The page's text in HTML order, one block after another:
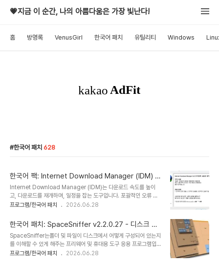
💗지금 이 순간, 나의 아름다움은 가장 빛난다!
홈 방명록 VenusGirl 한국어 패치 유틸리티 Windows
한국어 패치 628
한국어 팩: Internet Download Manager (IDM) 6.
43 Build 2 - 다운로드 관리자
Internet Download Manager (IDM)는 다운로드 속도를 높이
고, 다운로드를 재개하며, 일정을 잡는 도구입니다. 포괄적인 오류 복
구 및 재개 기능은 연결 끊김, 네트워크 문제, 컴퓨터 종료 또는 예기치
단한 그래픽 사용자 인터페이스로 IDM 사용자 친화적이고 사용하기
쉽습니다. Internet Download Manager는 지능형 동적 파일 분
할과 안전한 다중 부분 다운로드 기술을 갖춘 스마트 다운로드 로직 가
속기를 갖추고 있어 다운로드 속도를 가속화합니다. 다른 다운로드 관
리자 및 가속기와 달리, Internet Download Manager는 다운로
프로그램/한국어 패치 2026.06.28
한국어 패치: SpaceSniffer v2.2.0.27 - 디스크 공
간 분석 도구
SpaceSniffer는폴더 및 파일이 디스크에서 어떻게 구성되어 있는지
를 이해할 수 있게 해주는 프리웨어 및 휴대용 도구 응용 프로그램입니
다. 특징:빠르고 쉽게 사용할 수 있습니다.드래그 앤 드롭을 지원합니
프로그램/한국어 패치 2026.06.28